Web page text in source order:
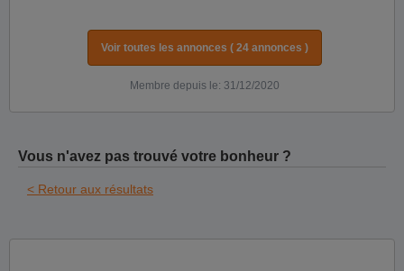
Voir toutes les annonces ( 24 annonces )
Membre depuis le: 31/12/2020
Vous n'avez pas trouvé votre bonheur ?
< Retour aux résultats